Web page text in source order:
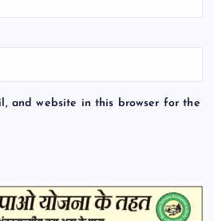
and website in this browser for the